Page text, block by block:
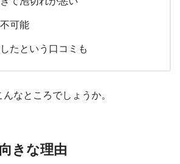
可能
たという口コミも
なところでしょうか。
きな理由